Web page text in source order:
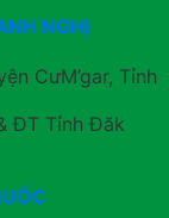
NGHỊ
CưM’gar, Tỉnh
ĐT Tỉnh Đăk